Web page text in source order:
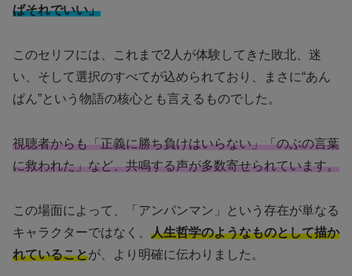
ばそれでいい」
このセリフには、これまで2人が体験してきた敗北、迷
い、そして選択のすべてが込められており、まさに“あん
ぱん”という物語の核心とも言えるものでした。
視聴者からも「正義に勝ち負けはいらない」「のぶの言葉
に救われた」など、共鳴する声が多数寄せられています。
この場面によって、「アンパンマン」という存在が単なる
キャラクターではなく、 人生哲学のようなものとして描か
れていることが、より明確に伝わりました。